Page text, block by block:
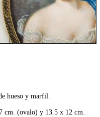
hueso y marfil.
cm. (ovalo) y 13.5 x 12 cm.